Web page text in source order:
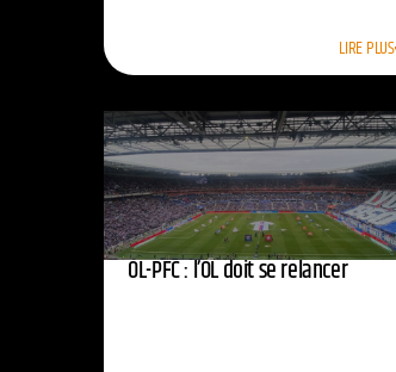
LIRE PLUS
OL-PFC : l’OL doit se relancer